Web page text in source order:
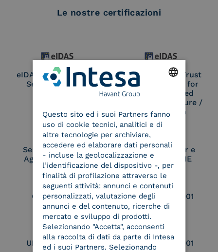
Le nostre certificazioni
eIDAS Qualified Trust
Service Provider
eIDAS Qualified Trust
Service Provider for
Remote Qualified
Electronic Signature /
Seal Creation
Service Provider e
Aggregatore SPID
Service Provider e
Aggregatore CIE
Conservatore
qualificato
UNI EN ISO 37001
UNI EN ISO 9001 UNI EN ISO 27001
ITALIAN
Questo sito ed i suoi Partners fanno
uso di cookie tecnici, analitici e di
altre tecnologie per archiviare,
accedere ed elaborare dati personali
- incluse la geolocalizzazione e
l’identificazione del dispositivo -, per
finalità di profilazione attraverso le
seguenti attività: annunci e contenuti
personalizzati, valutazione degli
annunci e del contenuto, ricerche di
mercato e sviluppo di prodotti.
Selezionando "Accetta", acconsenti
alla raccolta di dati da parte di Intesa
ed i suoi Partners. Selezionando